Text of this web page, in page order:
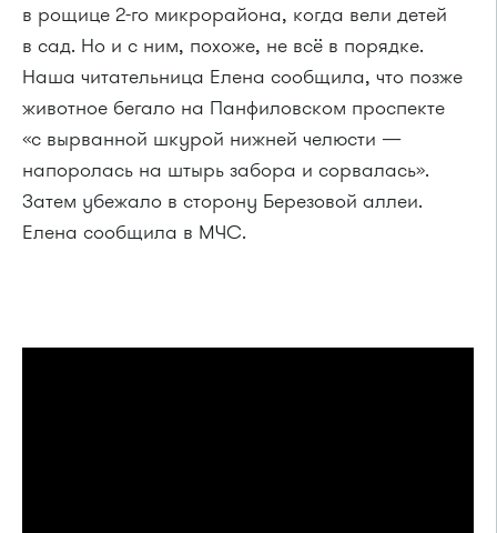
в рощице 2-го микрорайона, когда вели детей
в сад. Но и с ним, похоже, не всё в порядке.
Наша читательница Елена сообщила, что позже
животное бегало на Панфиловском проспекте
«с вырванной шкурой нижней челюсти —
напоролась на штырь забора и сорвалась».
Затем убежало в сторону Березовой аллеи.
Елена сообщила в МЧС.